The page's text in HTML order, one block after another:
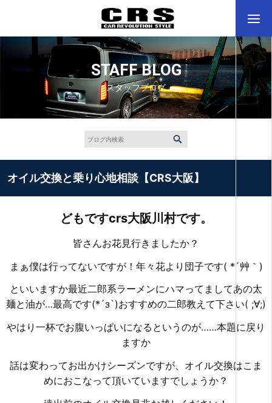
STAFF BLOG
スタッフブログ
オイル交換と乗り心地相談【CRS大阪】
どもですcrs大阪川村です。
皆さんお花見行きましたか？
まぁ僕は行ってないですが！年々花より団子です( *´艸｀)
といいますか最近二郎系ラーメンにハマってましてあの太
麺と油が…最高です(*´з`)おすすめの二郎教えて下さい( ;∀;)
やはり一杯でお腹いっぱいになるというのが……本題に戻り
ますか
話は変わってお出かけシーズンですが、オイル交換はこま
めにおこなって頂いていますでしょうか？